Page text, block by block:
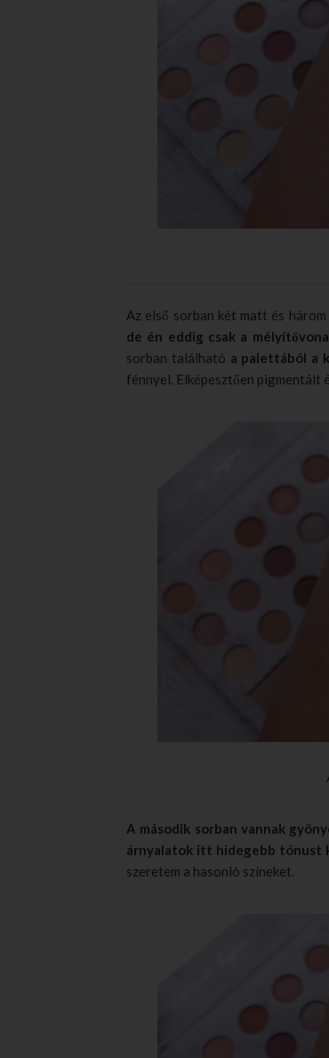
Az első sorban két matt és
de én eddig csak a
sorban található a palettából a
fénnyel. Elképesztően pigmentált
A második sorban vannak
árnyalatok itt hidegebb tónust
szeretem a hasonló színeket.